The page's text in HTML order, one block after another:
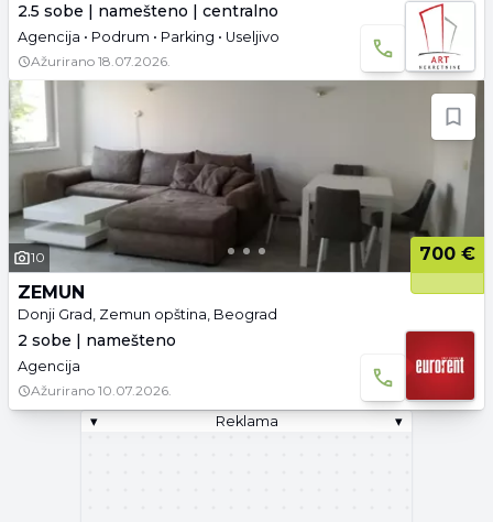
2.5 sobe | namešteno | centralno
Agencija • Podrum • Parking • Useljivo
Ažurirano 18.07.2026.
10
700 €
ZEMUN
Donji Grad, Zemun opština, Beograd
2 sobe | namešteno
Agencija
Ažurirano 10.07.2026.
▾
Reklama ▾